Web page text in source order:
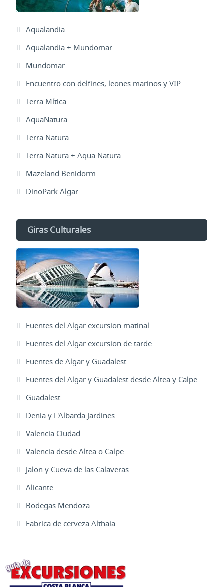
Aqualandia
Aqualandia + Mundomar
Mundomar
Encuentro con delfines, leones marinos y VIP
Terra Mítica
AquaNatura
Terra Natura
Terra Natura + Aqua Natura
Mazeland Benidorm
DinoPark Algar
Giras Culturales
Fuentes del Algar excursion matinal
Fuentes del Algar excursion de tarde
Fuentes de Algar y Guadalest
Fuentes del Algar y Guadalest desde Altea y Calpe
Guadalest
Denia y L'Albarda Jardines
Valencia Ciudad
Valencia desde Altea o Calpe
Jalon y Cueva de las Calaveras
Alicante
Bodegas Mendoza
Fabrica de cerveza Althaia